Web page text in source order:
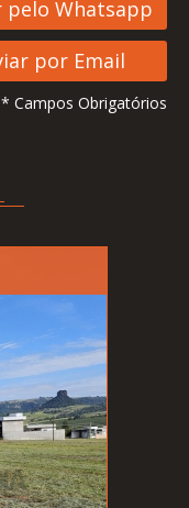
* Campos Obrigatórios